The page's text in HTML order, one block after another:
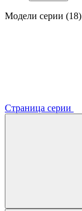
Модели серии (18)
Страница серии